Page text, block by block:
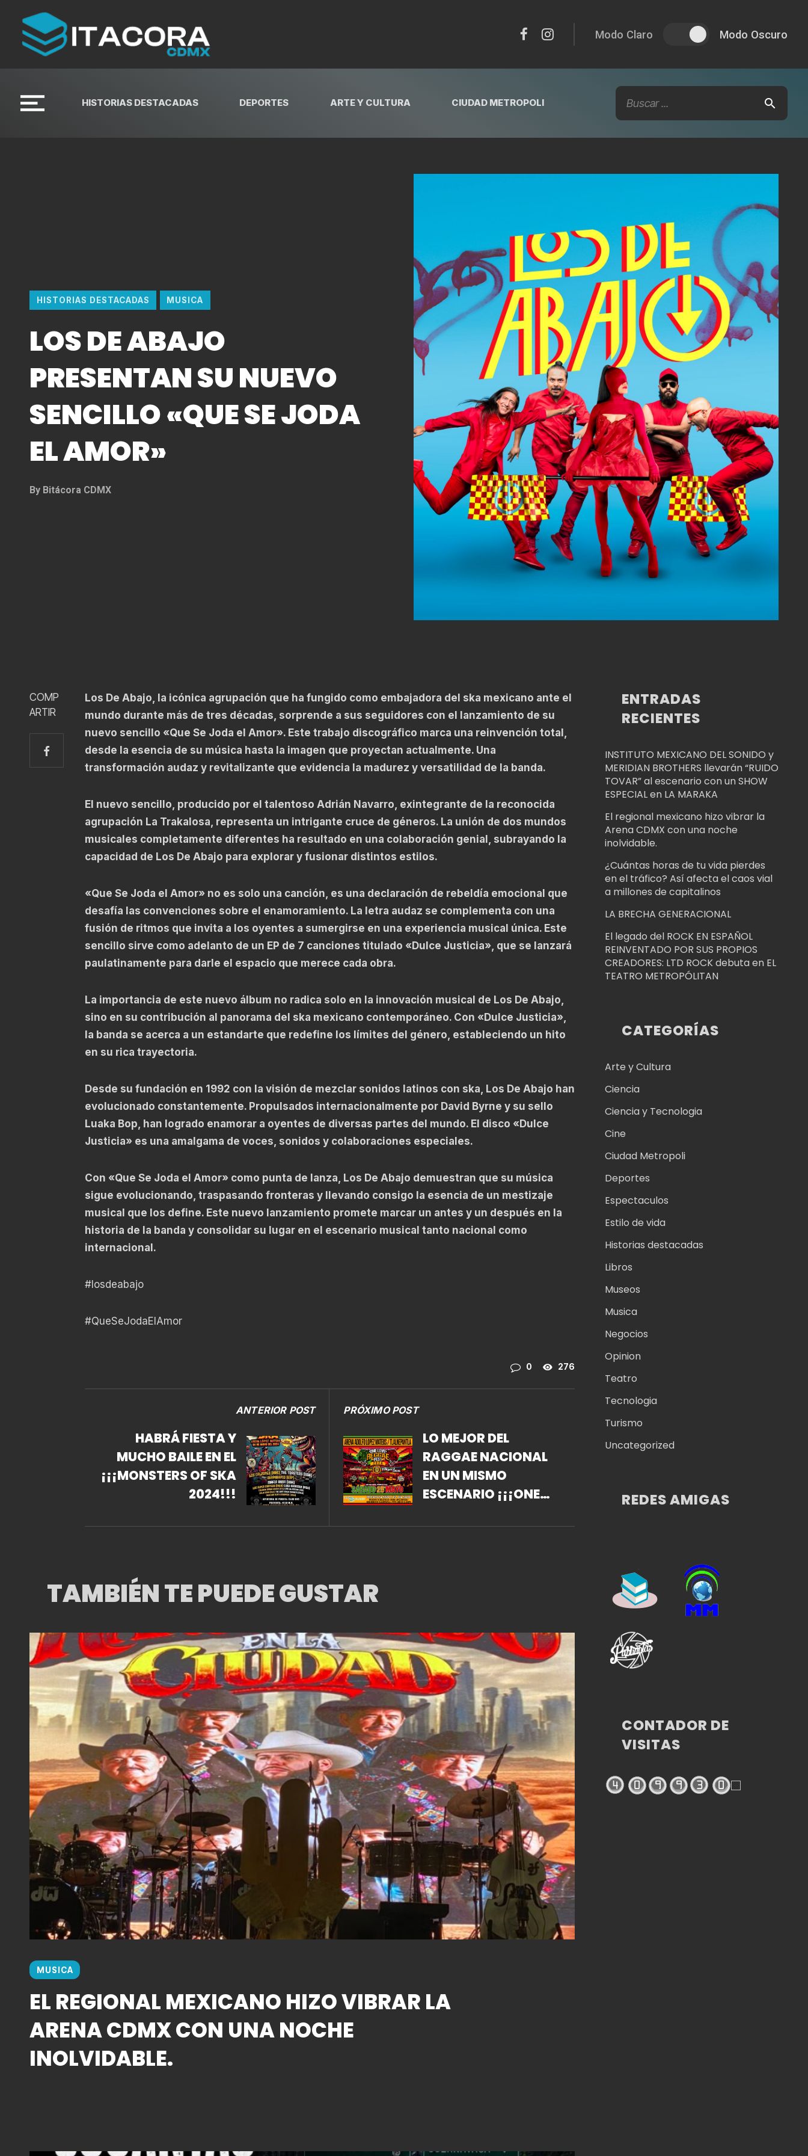
Modo Claro Modo Oscuro
HISTORIAS DESTACADAS DEPORTES ARTE Y CULTURA CIUDAD METROPOLI
HISTORIAS DESTACADAS MUSICA
LOS DE ABAJO
PRESENTAN SU NUEVO
SENCILLO «QUE SE JODA
EL AMOR»
By Bitácora CDMX
COMP
ARTIR
Los De Abajo, la icónica agrupación que ha fungido como embajadora del ska mexicano ante el
mundo durante más de tres décadas, sorprende a sus seguidores con el lanzamiento de su
nuevo sencillo «Que Se Joda el Amor». Este trabajo discográfico marca una reinvención total,
desde la esencia de su música hasta la imagen que proyectan actualmente. Una
transformación audaz y revitalizante que evidencia la madurez y versatilidad de la banda.
El nuevo sencillo, producido por el talentoso Adrián Navarro, exintegrante de la reconocida
agrupación La Trakalosa, representa un intrigante cruce de géneros. La unión de dos mundos
musicales completamente diferentes ha resultado en una colaboración genial, subrayando la
capacidad de Los De Abajo para explorar y fusionar distintos estilos.
«Que Se Joda el Amor» no es solo una canción, es una declaración de rebeldía emocional que
desafía las convenciones sobre el enamoramiento. La letra audaz se complementa con una
fusión de ritmos que invita a los oyentes a sumergirse en una experiencia musical única. Este
sencillo sirve como adelanto de un EP de 7 canciones titulado «Dulce Justicia», que se lanzará
paulatinamente para darle el espacio que merece cada obra.
La importancia de este nuevo álbum no radica solo en la innovación musical de Los De Abajo,
sino en su contribución al panorama del ska mexicano contemporáneo. Con «Dulce Justicia»,
la banda se acerca a un estandarte que redefine los límites del género, estableciendo un hito
en su rica trayectoria.
Desde su fundación en 1992 con la visión de mezclar sonidos latinos con ska, Los De Abajo han
evolucionado constantemente. Propulsados internacionalmente por David Byrne y su sello
Luaka Bop, han logrado enamorar a oyentes de diversas partes del mundo. El disco «Dulce
Justicia» es una amalgama de voces, sonidos y colaboraciones especiales.
Con «Que Se Joda el Amor» como punta de lanza, Los De Abajo demuestran que su música
sigue evolucionando, traspasando fronteras y llevando consigo la esencia de un mestizaje
musical que los define. Este nuevo lanzamiento promete marcar un antes y un después en la
historia de la banda y consolidar su lugar en el escenario musical tanto nacional como
internacional.
#losdeabajo
#QueSeJodaElAmor
0 276
ANTERIOR POST
HABRÁ FIESTA Y
MUCHO BAILE EN EL
¡¡¡MONSTERS OF SKA
2024!!!
PRÓXIMO POST
LO MEJOR DEL
RAGGAE NACIONAL
EN UN MISMO
ESCENARIO ¡¡¡ONE
2024!!!
TAMBIÉN TE PUEDE GUSTAR
MUSICA
EL REGIONAL MEXICANO HIZO VIBRAR LA
ARENA CDMX CON UNA NOCHE
INOLVIDABLE.
ENTRADAS
RECIENTES
INSTITUTO MEXICANO DEL SONIDO y
MERIDIAN BROTHERS llevarán “RUIDO
TOVAR” al escenario con un SHOW
ESPECIAL en LA MARAKA
El regional mexicano hizo vibrar la
Arena CDMX con una noche
inolvidable.
¿Cuántas horas de tu vida pierdes
en el tráfico? Así afecta el caos vial
a millones de capitalinos
LA BRECHA GENERACIONAL
El legado del ROCK EN ESPAÑOL
REINVENTADO POR SUS PROPIOS
CREADORES: LTD ROCK debuta en EL
TEATRO METROPÓLITAN
CATEGORÍAS
Arte y Cultura
Ciencia
Ciencia y Tecnologia
Cine
Ciudad Metropoli
Deportes
Espectaculos
Estilo de vida
Historias destacadas
Libros
Museos
Musica
Negocios
Opinion
Teatro
Tecnologia
Turismo
Uncategorized
REDES AMIGAS
CONTADOR DE
VISITAS